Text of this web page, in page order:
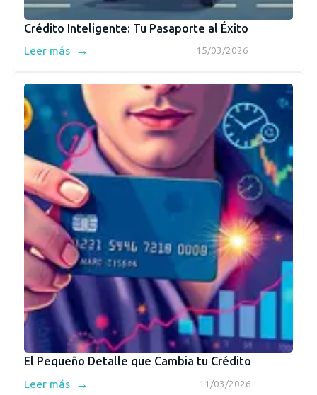
Crédito Inteligente: Tu Pasaporte al Éxito
15/03/2026
Leer más →
El Pequeño Detalle que Cambia tu Crédito
11/03/2026
Leer más →